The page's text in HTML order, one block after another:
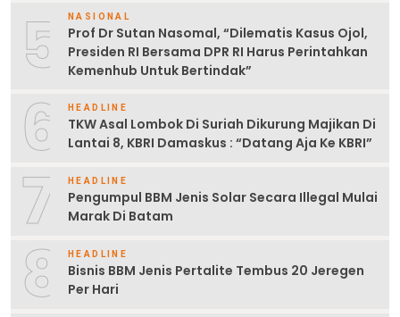
5 NASIONAL
Prof Dr Sutan Nasomal, “Dilematis Kasus Ojol,
Presiden RI Bersama DPR RI Harus Perintahkan
Kemenhub Untuk Bertindak”
6 HEADLINE
TKW Asal Lombok Di Suriah Dikurung Majikan Di
Lantai 8, KBRI Damaskus : “Datang Aja Ke KBRI”
7 HEADLINE
Pengumpul BBM Jenis Solar Secara Illegal Mulai
Marak Di Batam
8 HEADLINE
Bisnis BBM Jenis Pertalite Tembus 20 Jeregen
Per Hari